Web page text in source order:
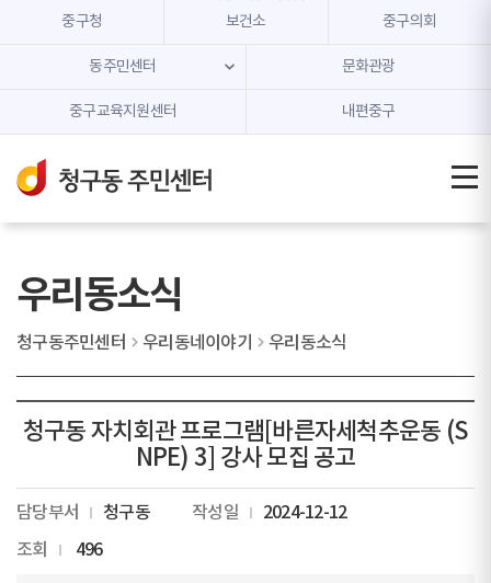
본문 내용 바로가기
주메뉴 바로가기
중구청 보건소 중구의회
동주민센터 문화관광
중구교육지원센터 내편중구
우리동소식
청구동주민센터 우리동네이야기 우리동소식
청구동 자치회관 프로그램[바른자세척추운동 (S
NPE) 3] 강사 모집 공고
담당부서 청구동 작성일
2024-12-12
조회
496